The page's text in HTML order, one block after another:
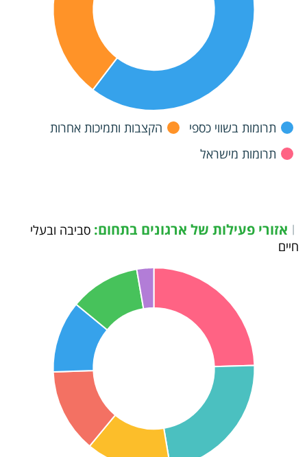
תרומות בשווי כספי
הקצבות ותמיכות אחרות
תרומות מישראל
| אזורי פעילות של ארגונים בתחום:סביבה ובעלי
חיים